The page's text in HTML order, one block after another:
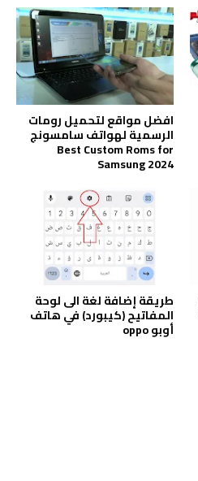
افضل مواقع لتحميل رومات
الرسمية لهواتف سامسونج
Best Custom Roms for
Samsung 2024
طريقة إضافة لغة الى لوحة
المفاتيح (كيبورد) في هاتف
أوبو oppo